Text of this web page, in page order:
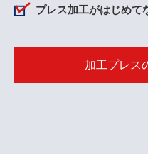
プレス加工がはじめて
加工プレス